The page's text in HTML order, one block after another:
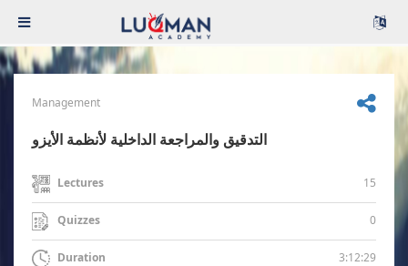
Management
التدقيق والمراجعة الداخلية لأنظمة الأيزو
Lectures 15
Quizzes 0
Duration 3:12:29